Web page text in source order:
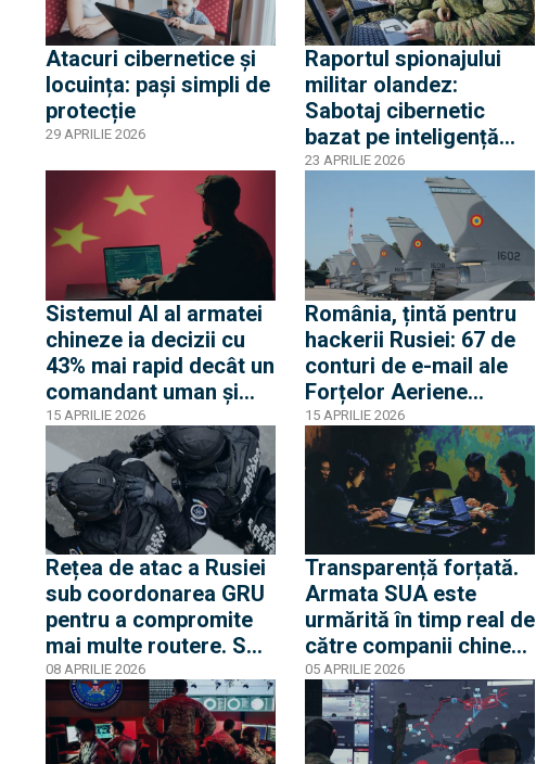
Atacuri cibernetice și
locuința: pași simpli de
protecție
29 APRILIE 2026
Raportul spionajului
militar olandez:
Sabotaj cibernetic
bazat pe inteligență
artificială și planuri
pentru atacarea
teritoriului NATO
23 APRILIE 2026
Sistemul AI al armatei
chineze ia decizii cu
43% mai rapid decât un
comandant uman și
răspunde aproape de
două ori mai bine la
lipsa unor informații
15 APRILIE 2026
România, țintă pentru
hackerii Rusiei: 67 de
conturi de e-mail ale
Forțelor Aeriene
Române au fost
spionate aproape doi
ani
15 APRILIE 2026
Rețea de atac a Rusiei
sub coordonarea GRU
pentru a compromite
mai multe routere. SRI
a participat alături de
FBI la destructurarea
rețelei în operațiunea
Masquerade
08 APRILIE 2026
Transparență forțată.
Armata SUA este
urmărită în timp real de
către companii chineze
specializate în
procesarea datelor din
surse deschise
05 APRILIE 2026